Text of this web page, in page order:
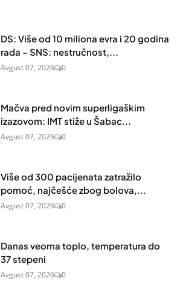
DS: Više od 10 miliona evra i 20 godina
rada – SNS: nestručnost,...
Avgust 07, 2026 0
Mačva pred novim superligaškim
izazovom: IMT stiže u Šabac...
Avgust 07, 2026 0
Više od 300 pacijenata zatražilo
pomoć, najčešće zbog bolova,...
Avgust 07, 2026 0
Danas veoma toplo, temperatura do
37 stepeni
Avgust 07, 2026 0